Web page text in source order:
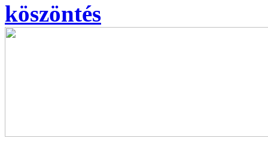
köszöntés